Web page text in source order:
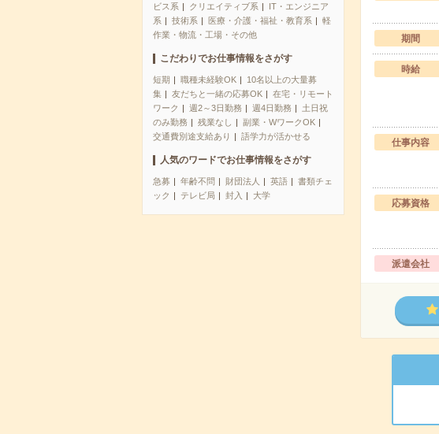
ビス系
クリエイティブ系
IT・エンジニア
系
技術系 医療・介護・福祉・教育系
軽
作業・物流・工場・その他
こだわりでお仕事情報をさがす
短期 職種未経験OK
10名以上の大量募
集
友だちと一緒の応募OK
在宅・リモート
ワーク
週2～3日勤務 週4日勤務
土日祝
のみ勤務
残業なし
副業・WワークOK
交通費別途支給あり
語学力が活かせる
人気のワードでお仕事情報をさがす
急募 年齢不問 財団法人 英語
書類チェ
ック
テレビ局 封入 大学
期間
時給
仕事内容
応募資格
派遣会社